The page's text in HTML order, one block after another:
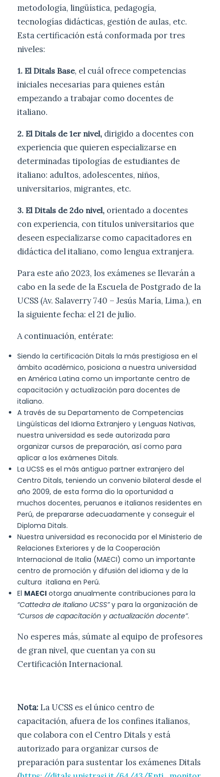
metodología, lingüística, pedagogía,
tecnologías didácticas, gestión de aulas, etc.
Esta certificación está conformada por tres
niveles:
1. El Ditals Base, el cuál ofrece competencias
iniciales necesarias para quienes están
empezando a trabajar como docentes de
italiano.
2. El Ditals de 1er nivel, dirigido a docentes con
experiencia que quieren especializarse en
determinadas tipologías de estudiantes de
italiano: adultos, adolescentes, niños,
universitarios, migrantes, etc.
3. El Ditals de 2do nivel, orientado a docentes
con experiencia, con títulos universitarios que
deseen especializarse como capacitadores en
didáctica del italiano, como lengua extranjera.
Para este año 2023, los exámenes se llevarán a
cabo en la sede de la Escuela de Postgrado de la
UCSS (Av. Salaverry 740 – Jesús María, Lima.), en
la siguiente fecha: el 21 de julio.
A continuación, entérate:
Siendo la certificación Ditals la más prestigiosa en el
ámbito académico, posiciona a nuestra universidad
en América Latina como un importante centro de
capacitación y actualización para docentes de
italiano.
A través de su Departamento de Competencias
Lingüísticas del Idioma Extranjero y Lenguas Nativas,
nuestra universidad es sede autorizada para
organizar cursos de preparación, así como para
aplicar a los exámenes Ditals.
La UCSS es el más antiguo partner extranjero del
Centro Ditals, teniendo un convenio bilateral desde el
año 2009, de esta forma dio la oportunidad a
muchos docentes, peruanos e italianos residentes en
Perú, de prepararse adecuadamente y conseguir el
Diploma Ditals.
Nuestra universidad es reconocida por el Ministerio de
Relaciones Exteriores y de la Cooperación
Internacional de Italia (MAECI) como un importante
centro de promoción y difusión del idioma y de la
cultura italiana en Perú.
El MAECI otorga anualmente contribuciones para la
“Cattedra de Italiano UCSS”y para la organización de
“Cursos de capacitación y actualización docente”.
No esperes más, súmate al equipo de profesores
de gran nivel, que cuentan ya con su
Certificación Internacional.
Nota: La UCSS es el único centro de
capacitación, afuera de los confines italianos,
que colabora con el Centro Ditals y está
autorizado para organizar cursos de
preparación para sustentar los exámenes Ditals